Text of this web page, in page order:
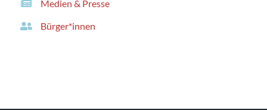
Medien & Presse
Bürger*innen